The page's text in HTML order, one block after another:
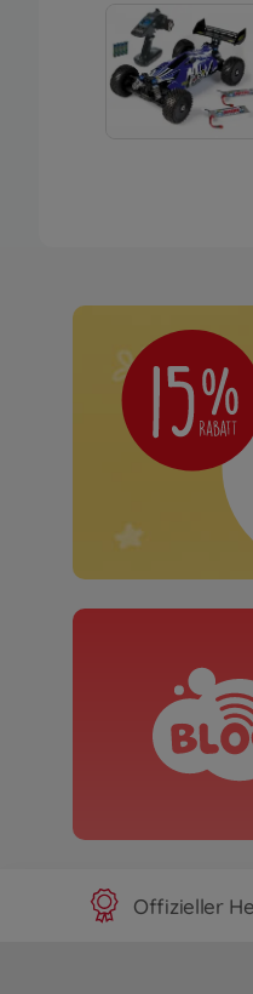
Offizieller